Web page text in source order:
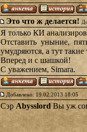
Это что ж делается!
Я только КИ
Отставить уныние,
умудряются, а тут такие
Вперед и с шашкой!
С уважением, Simara.
Добавлено: 19.02.2013 18:05
Сэр AbysslordВы уж